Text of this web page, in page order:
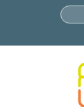
Aller au